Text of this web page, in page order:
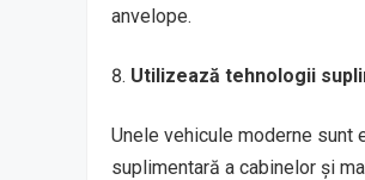
anvelope.
Utilizează tehnologii
Unele vehicule moderne sunt
suplimentară a cabinelor și